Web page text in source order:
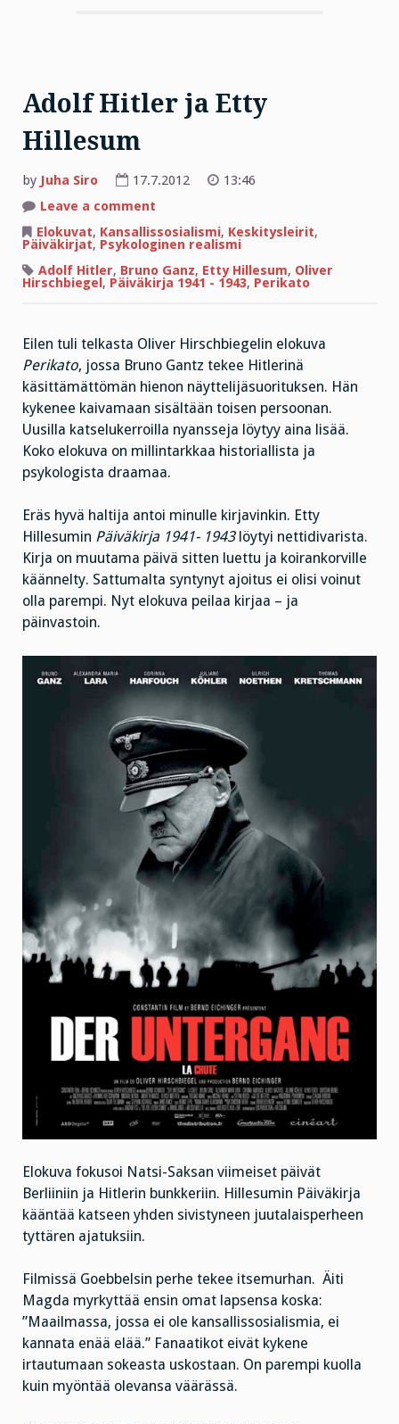
Adolf Hitler ja Etty
Hillesum
by Juha Siro 17.7.2012
13:46
Leave a comment
Hitler
ja
Etty
Hillesum
Elokuvat, Kansallissosialismi, Keskitysleirit,
Päiväkirjat, Psykologinen realismi
Adolf Hitler, Bruno Ganz, Etty Hillesum, Oliver
Hirschbiegel, Päiväkirja 1941 - 1943, Perikato
Eilen tuli telkasta Oliver Hirschbiegelin elokuva
Perikato, jossa Bruno Gantz tekee Hitlerinä
käsittämättömän hienon näyttelijäsuorituksen. Hän
kykenee kaivamaan sisältään toisen persoonan.
Uusilla katselukerroilla nyansseja löytyy aina lisää.
Koko elokuva on millintarkkaa historiallista ja
psykologista draamaa.
Eräs hyvä haltija antoi minulle kirjavinkin. Etty
Hillesumin Päiväkirja 1941- 1943löytyi nettidivarista.
Kirja on muutama päivä sitten luettu ja koirankorville
käännelty. Sattumalta syntynyt ajoitus ei olisi voinut
olla parempi. Nyt elokuva peilaa kirjaa – ja
päinvastoin.
Elokuva fokusoi Natsi-Saksan viimeiset päivät
Berliiniin ja Hitlerin bunkkeriin. Hillesumin Päiväkirja
kääntää katseen yhden sivistyneen juutalaisperheen
tyttären ajatuksiin.
Filmissä Goebbelsin perhe tekee itsemurhan. Äiti
Magda myrkyttää ensin omat lapsensa koska:
”Maailmassa, jossa ei ole kansallissosialismia, ei
kannata enää elää.” Fanaatikot eivät kykene
irtautumaan sokeasta uskostaan. On parempi kuolla
kuin myöntää olevansa väärässä.